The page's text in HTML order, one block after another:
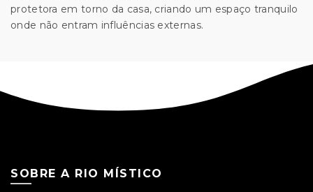
protetora em torno da casa, criando um espaço tranquilo
onde não entram influências externas.
SOBRE A RIO MÍSTICO